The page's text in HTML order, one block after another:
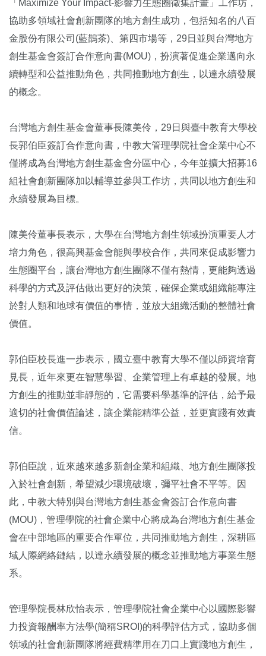
「Maximize Your Impact-影響力生態圈徵集計畫」工作坊，
協助多領域社會創新團隊的地方創生成功，包括知名的八百
金股份有限公司(藍鵲茶)、第四市場等，29日並與台灣地方
創生基金會簽訂合作意向書(MOU)，扮演著促進企業邁向永
續轉型和公益推動角色，共同推動地方創生，以達永續發展
的概念。
台灣地方創生基金會董事長陳美伶，29日與臺中教育大學校
長郭伯臣簽訂合作意向書，中教大管理學院社會企業中心不
僅將成為台灣地方創生基金會分區中心，今年並擴大招募16
組社會創新團隊加以輔導並參與工作坊，共同以地方創生和
永續發展為目標。
陳美伶董事長表示，大學在台灣地方創生領域扮演重要人才
培力角色，很高興基金會能與學校合作，共同來促成影響力
生態圈平台，讓台灣地方創生團隊不僅有熱情，更能夠透過
科學的方式及評估做出更好的決策，確保企業或組織能專注
於對人類和地球有價值的事情，並放大組織活動的整體社會
價值。
郭伯臣校長進一步表示，國立臺中教育大學不僅以師資培育
見長，近年來更在智慧學習、企業管理上有卓越的發展。地
方創生的推動並非靜態的，它需要科學基準的評估，給予最
適切的社會價值論述，讓企業能精準公益，並更實踐有效責
信。
郭伯臣說，近來越來越多新創企業和組織、地方創生團隊投
入於社會創新，希望減少環境破壞，彌平社會不平等。因
此，中教大特別與台灣地方創生基金會簽訂合作意向書
(MOU)，管理學院的社會企業中心將成為台灣地方創生基金
會在中部地區的重要合作單位，共同推動地方創生，深耕區
域人際網絡鏈結，以達永續發展的概念並推動地方事業生態
系。
管理學院長林欣怡表示，管理學院社會企業中心以國際影響
力投資報酬率方法學(簡稱SROI)的科學評估方式，協助多個
領域的社會創新團隊將經費精準用在刀口上實踐地方創生，